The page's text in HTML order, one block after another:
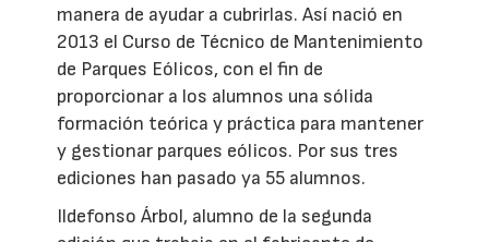
manera de ayudar a cubrirlas. Así nació en
2013 el Curso de Técnico de Mantenimiento
de Parques Eólicos, con el fin de
proporcionar a los alumnos una sólida
formación teórica y práctica para mantener
y gestionar parques eólicos. Por sus tres
ediciones han pasado ya 55 alumnos.
Ildefonso Árbol, alumno de la segunda